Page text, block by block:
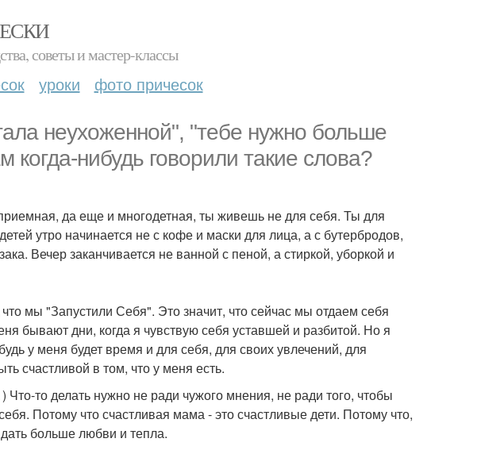
советы и мастер-классы
уроки фото причесок
неухоженной", "тебе нужно больше
когда-нибудь говорили такие слова?
да еще и многодетная, ты живешь не для себя. Ты для
утро начинается не с кофе и маски для лица, а с бутербродов,
Вечер заканчивается не ванной с пеной, а стиркой, уборкой и
мы "Запустили Себя". Это значит, что сейчас мы отдаем себя
бывают дни, когда я чувствую себя уставшей и разбитой. Но я
у меня будет время и для себя, для своих увлечений, для
счастливой в том, что у меня есть.
то делать нужно не ради чужого мнения, не ради того, чтобы
Потому что счастливая мама - это счастливые дети. Потому что,
больше любви и тепла.